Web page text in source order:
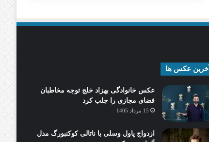
آخرین عکس ها
عکس خانوادگی بهزاد خلج توجه مخاطبان
فضای مجازی را جلب کرد
15 مرداد 1405
ازدواج پاول وسلی با ناتالی کوکنبورگ مدل